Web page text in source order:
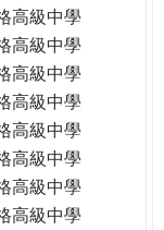
高級中學
高級中學
高級中學
高級中學
高級中學
高級中學
高級中學
高級中學